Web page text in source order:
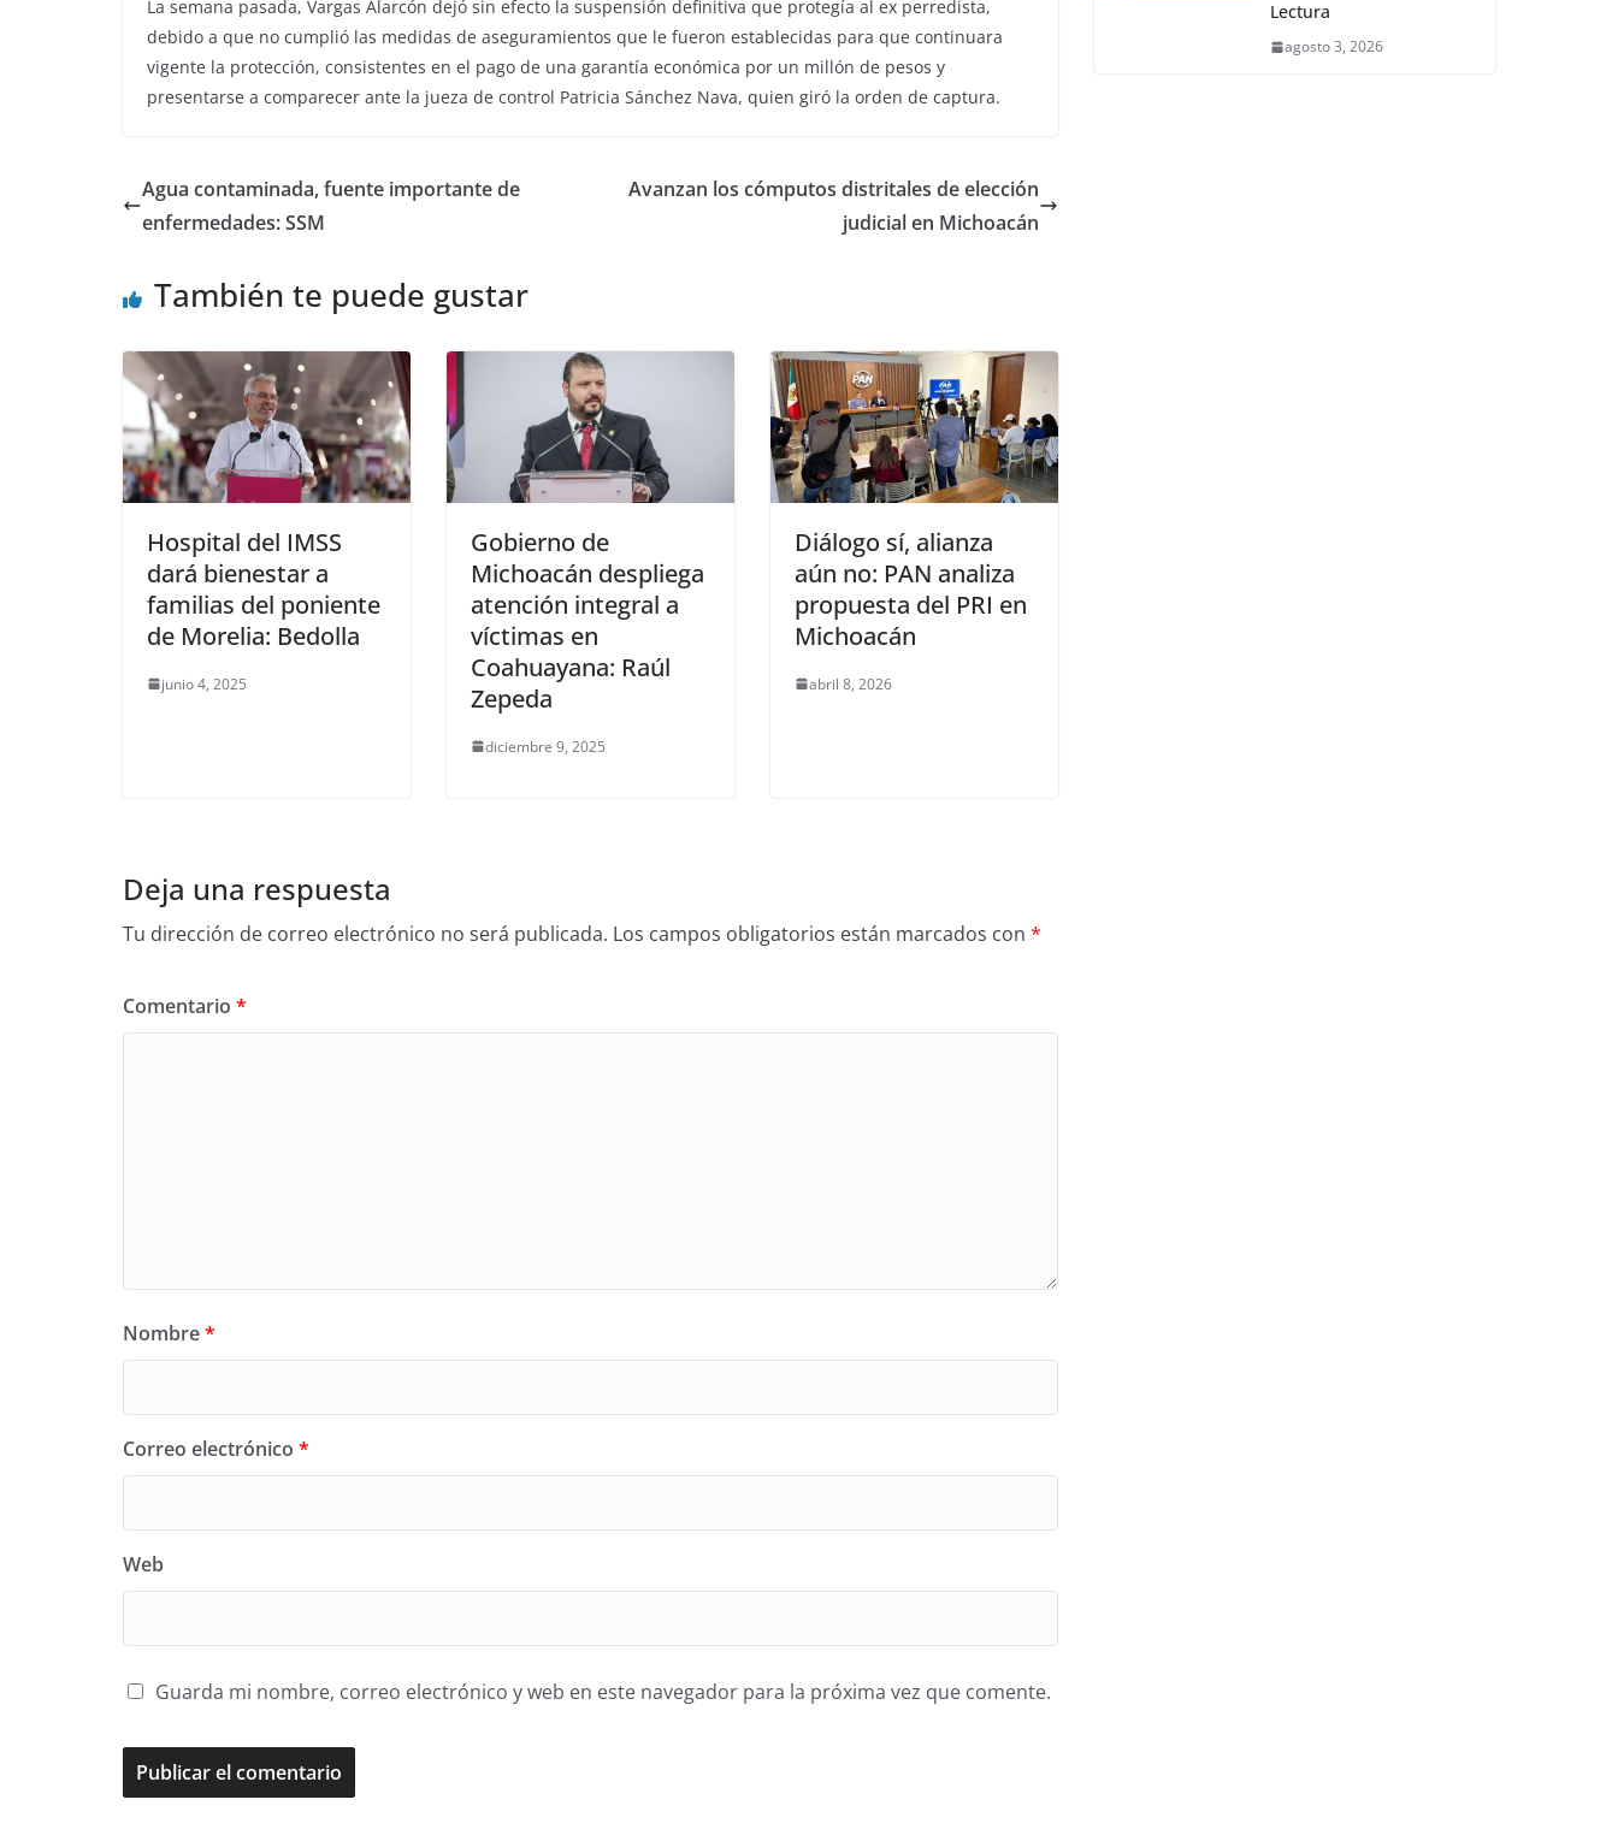
La semana pasada, Vargas Alarcón dejó sin efecto la suspensión definitiva que protegía al ex perredista,
debido a que no cumplió las medidas de aseguramientos que le fueron establecidas para que continuara
vigente la protección, consistentes en el pago de una garantía económica por un millón de pesos y
presentarse a comparecer ante la jueza de control Patricia Sánchez Nava, quien giró la orden de captura.
Agua contaminada, fuente importante de
enfermedades: SSM
Avanzan los cómputos distritales de elección
judicial en Michoacán
También te puede gustar
Hospital del IMSS
dará bienestar a
familias del poniente
de Morelia: Bedolla
junio 4, 2025
Gobierno de
Michoacán despliega
atención integral a
víctimas en
Coahuayana: Raúl
Zepeda
diciembre 9, 2025
Diálogo sí, alianza
aún no: PAN analiza
propuesta del PRI en
Michoacán
abril 8, 2026
Deja una respuesta
Tu dirección de correo electrónico no será publicada. Los campos obligatorios están marcados con *
Comentario *
Nombre*
Correo electrónico *
Web
Guarda mi nombre, correo electrónico y web en este navegador para la próxima vez que comente.
Lectura
agosto 3, 2026